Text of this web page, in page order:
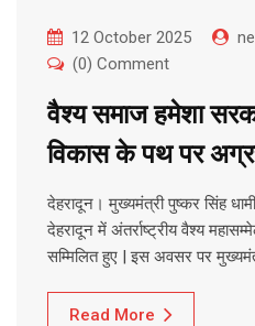
12 October 2025
(0) Comment
वैश्य समाज हमेशा
विकास के पथ पर
देहरादून। मुख्यमंत्री पुष्कर सिंह
देहरादून में अंतर्राष्ट्रीय वैश्य
सम्मिलित हुए | इस अवसर पर
Read More